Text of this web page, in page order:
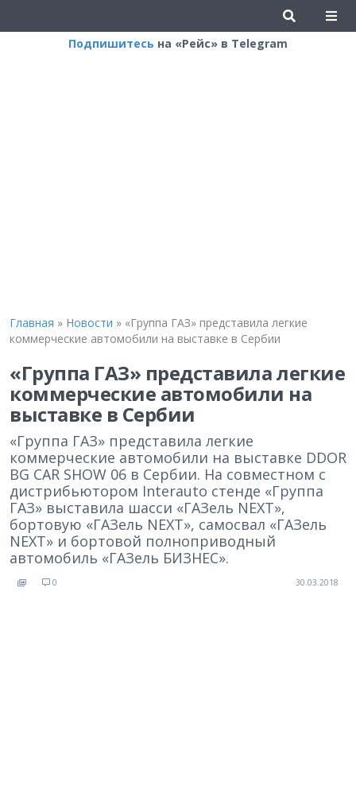
Подпишитесь на «Рейс» в Telegram
Главная » Новости » «Группа ГАЗ» представила легкие
коммерческие автомобили на выставке в Сербии
«Группа ГАЗ» представила легкие
коммерческие автомобили на
выставке в Сербии
«Группа ГАЗ» представила легкие
коммерческие автомобили на выставке DDOR
BG CAR SHOW 06 в Сербии. На совместном с
дистрибьютором Interauto стенде «Группа
ГАЗ» выставила шасси «ГАЗель NEXT»,
бортовую «ГАЗель NEXT», самосвал «ГАЗель
NEXT» и бортовой полноприводный
автомобиль «ГАЗель БИЗНЕС».
0 30.03.2018